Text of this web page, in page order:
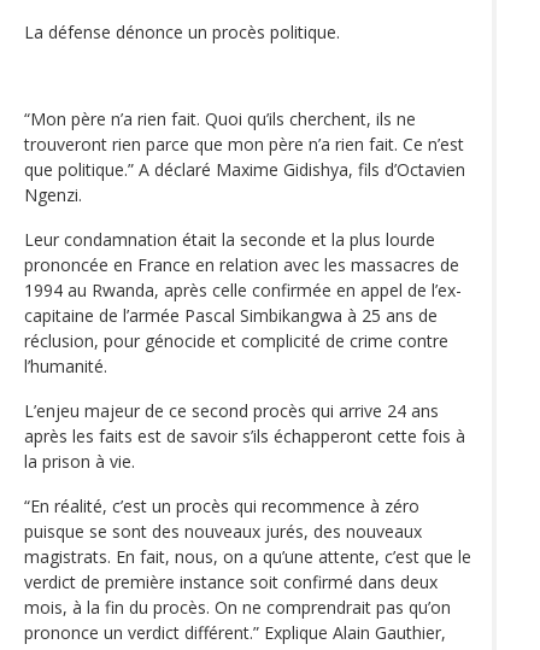
La défense dénonce un procès politique.
“Mon père n’a rien fait. Quoi qu’ils cherchent, ils ne
trouveront rien parce que mon père n’a rien fait. Ce n’est
que politique.” A déclaré Maxime Gidishya, fils d’Octavien
Ngenzi.
Leur condamnation était la seconde et la plus lourde
prononcée en France en relation avec les massacres de
1994 au Rwanda, après celle confirmée en appel de l’ex-
capitaine de l’armée Pascal Simbikangwa à 25 ans de
réclusion, pour génocide et complicité de crime contre
l’humanité.
L’enjeu majeur de ce second procès qui arrive 24 ans
après les faits est de savoir s’ils échapperont cette fois à
la prison à vie.
“En réalité, c’est un procès qui recommence à zéro
puisque se sont des nouveaux jurés, des nouveaux
magistrats. En fait, nous, on a qu’une attente, c’est que le
verdict de première instance soit confirmé dans deux
mois, à la fin du procès. On ne comprendrait pas qu’on
prononce un verdict différent.” Explique Alain Gauthier,